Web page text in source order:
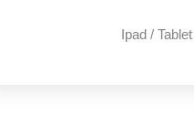
Ipad / Tablet